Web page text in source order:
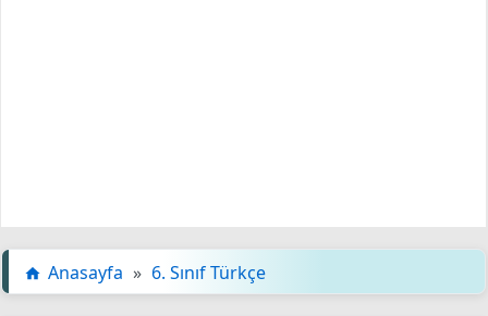
Anasayfa » 6. Sınıf Türkçe